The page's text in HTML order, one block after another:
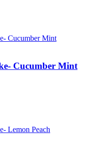
Cucumber Mint